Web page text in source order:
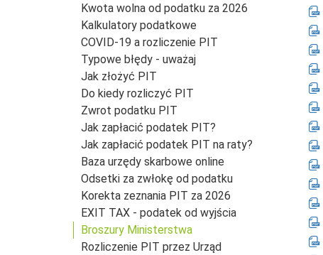
Kwota wolna od podatku za 2026
Kalkulatory podatkowe
COVID-19 a rozliczenie PIT
Typowe błędy - uważaj
Jak złożyć PIT
Do kiedy rozliczyć PIT
Zwrot podatku PIT
Jak zapłacić podatek PIT?
Jak zapłacić podatek PIT na raty?
Baza urzędy skarbowe online
Odsetki za zwłokę od podatku
Korekta zeznania PIT za 2026
EXIT TAX - podatek od wyjścia
Broszury Ministerstwa
Rozliczenie PIT przez Urząd